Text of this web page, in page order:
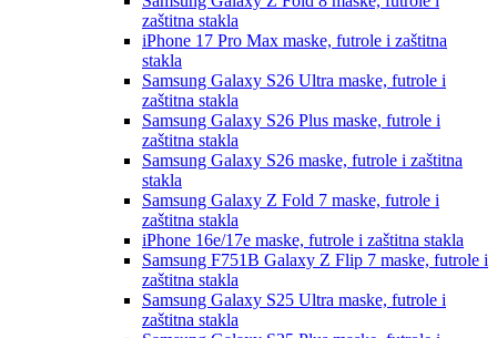
zaštitna stakla
iPhone 17 Pro Max maske, futrole i zaštitna
stakla
Samsung Galaxy S26 Ultra maske, futrole i
zaštitna stakla
Samsung Galaxy S26 Plus maske, futrole i
zaštitna stakla
Samsung Galaxy S26 maske, futrole i zaštitna
stakla
Samsung Galaxy Z Fold 7 maske, futrole i
zaštitna stakla
iPhone 16e/17e maske, futrole i zaštitna stakla
Samsung F751B Galaxy Z Flip 7 maske, futrole i
zaštitna stakla
Samsung Galaxy S25 Ultra maske, futrole i
zaštitna stakla